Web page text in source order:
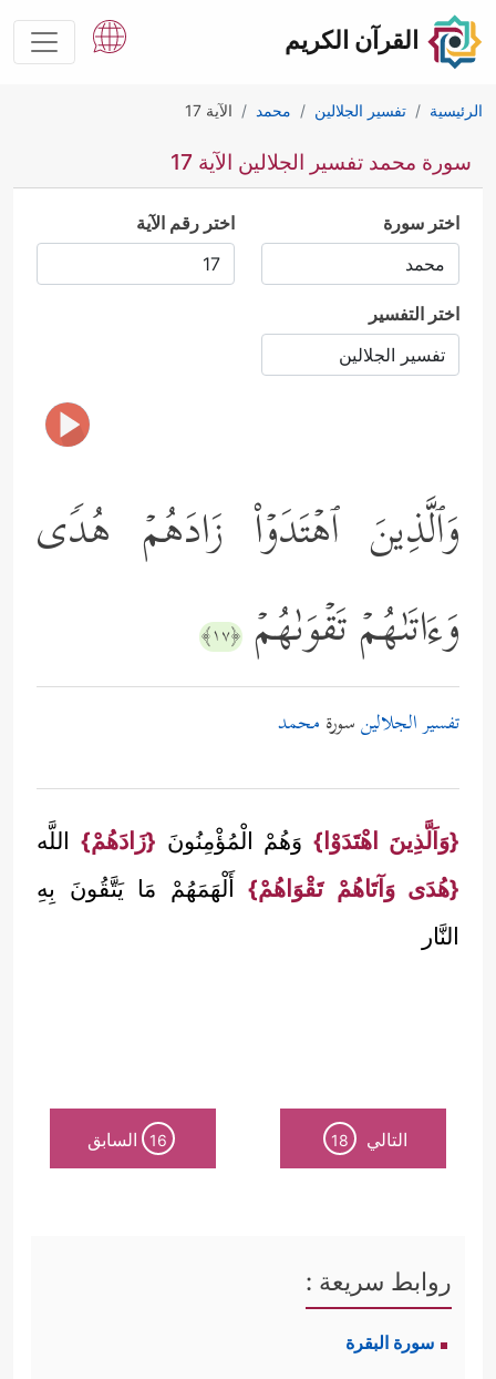
القرآن الكريم
الرئيسية تفسير الجلالين محمد الآية 17
سورة محمد تفسير الجلالين الآية 17
اختر سورة اختر رقم الآية
اختر التفسير
وَٱلَّذِینَ ٱهۡتَدَوۡاْ زَادَهُمۡ هُدࣰى
وَءَاتَىٰهُمۡ تَقۡوَىٰهُمۡ ﴿١٧﴾
تفسير الجلالينسورة محمد
{وَاَلَّذِينَ اهْتَدَوْا}وَهُمْ الْمُؤْمِنُونَ {زَادَهُمْ} اللَّه
{هُدَى وَآتَاهُمْ تَقْوَاهُمْ} أَلْهَمَهُمْ مَا يَتَّقُونَ بِهِ
النَّار
التالي 18
16 السابق
روابط سريعة :
سورة البقرة